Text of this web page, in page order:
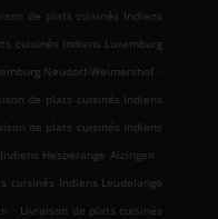
de plats cuisinés Indiens
cuisinés Indiens Luxemburg
Neudorf-Weimershof .
de plats cuisinés Indiens
de plats cuisinés Indiens
Hesperange Alzingen .
cuisinés Indiens Leudelange
. Livraison de plats cuisinés